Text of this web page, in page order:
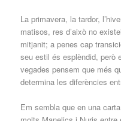
La primavera, la tardor,
matisos, res d’això no
mitjanit; a penes cap
seu estil és esplèndid, però
vegades pensem que més
determina les diferències
Em sembla que en una